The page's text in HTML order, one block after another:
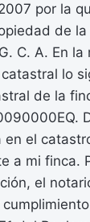
por la
de
C. A. En la
lo
de la
en el
a mi finca.
el